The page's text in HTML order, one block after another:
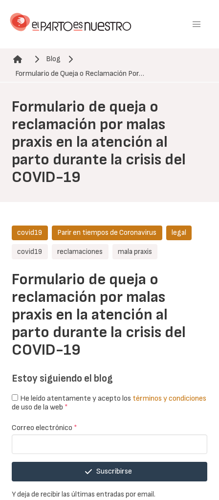
contenido
Ruta de navegación
Blog
Formulario de Queja o Reclamación Por…
Formulario de queja o
reclamación por malas
praxis en la atención al
parto durante la crisis del
COVID-19
Formulario de queja o
reclamación por malas
praxis en la atención al
parto durante la crisis del
COVID-19
covid19 Parir en tiempos de Coronavirus legal
covid19 reclamaciones mala praxis
Estoy siguiendo el blog
He leído atentamente y acepto los términos y condiciones
de uso de la web *
Correo electrónico *
Suscribirse
Y deja de recibir las últimas entradas por email.